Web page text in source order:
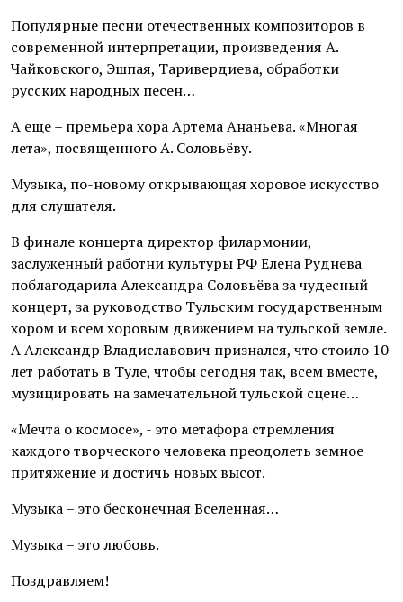
Популярные песни отечественных композиторов в
современной интерпретации, произведения А.
Чайковского, Эшпая, Таривердиева, обработки
русских народных песен…
А еще – премьера хора Артема Ананьева. «Многая
лета», посвященного А. Соловьёву.
Музыка, по-новому открывающая хоровое искусство
для слушателя.
В финале концерта директор филармонии,
заслуженный работни культуры РФ Елена Руднева
поблагодарила Александра Соловьёва за чудесный
концерт, за руководство Тульским государственным
хором и всем хоровым движением на тульской земле.
А Александр Владиславович признался, что стоило 10
лет работать в Туле, чтобы сегодня так, всем вместе,
музицировать на замечательной тульской сцене…
«Мечта о космосе», - это метафора стремления
каждого творческого человека преодолеть земное
притяжение и достичь новых высот.
Музыка – это бесконечная Вселенная…
Музыка – это любовь.
Поздравляем!